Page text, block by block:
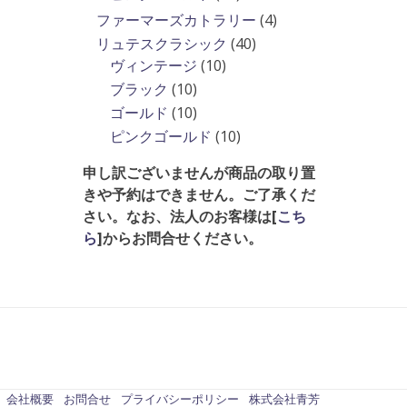
商
品
の
商
品
個
の
ファーマーズカトラリー 44
リュテスクラシック 4040
ヴィンテージ 1010
商
ブラック 1010
個
の
品
ゴールド 1010
個
商
品
ピンクゴールド 1010
の
商
品
申し訳ございませんが商品の取り置
きや予約はできません。ご了承くだ
さい。なお、法人のお客様は[こち
ら]からお問合せください。
会社概要 お問合せ プライバシーポリシー 株式会社青芳